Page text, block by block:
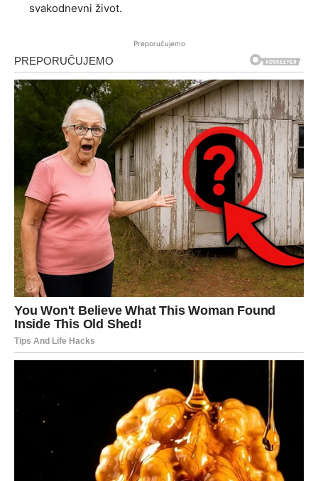
svakodnevni život.
Preporučujemo